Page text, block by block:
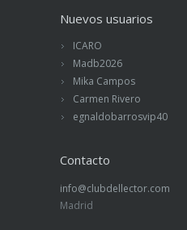
Nuevos usuarios
ICARO
Madb2026
Mika Campos
Carmen Rivero
egnaldobarrosvip40
Contacto
info@clubdellector.com
Madrid